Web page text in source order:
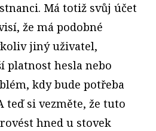
Má totiž svůj účet
že má podobné
jiný uživatel,
platnost hesla nebo
kdy bude potřeba
teď si vezměte, že tuto
hned u stovek